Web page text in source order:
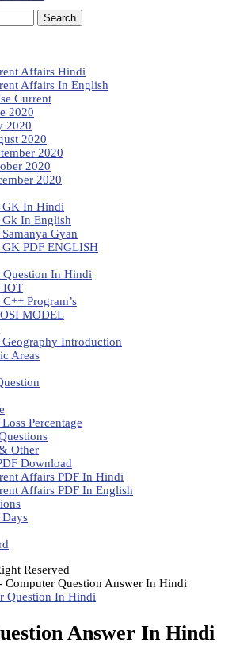
Search
Affairs Hindi
Affairs In English
Current
2020
2020
2020
2020
2020
2020
GK In Hindi
Gk In English
Gyan
GK PDF ENGLISH
Question In Hindi
IOT
Program’s
MODEL
Geography Introduction
Areas
Percentage
Other
Download
Affairs PDF In Hindi
Affairs PDF In English
Reserved
Computer Question Answer In Hindi
Question In Hindi
Answer In Hindi